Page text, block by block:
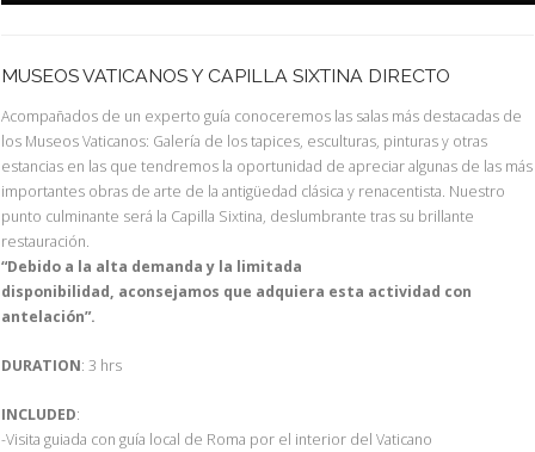
MUSEOS VATICANOS Y CAPILLA SIXTINA DIRECTO
Acompañados de un experto guía conoceremos las salas más destacadas de
los Museos Vaticanos: Galería de los tapices, esculturas, pinturas y otras
estancias en las que tendremos la oportunidad de apreciar algunas de las más
importantes obras de arte de la antigüedad clásica y renacentista. Nuestro
punto culminante será la Capilla Sixtina, deslumbrante tras su brillante
restauración.
“Debido a la alta demanda y la limitada
disponibilidad, aconsejamos que adquiera esta actividad con
antelación”.
DURATION: 3 hrs
INCLUDED:
-Visita guiada con guía local de Roma por el interior del Vaticano